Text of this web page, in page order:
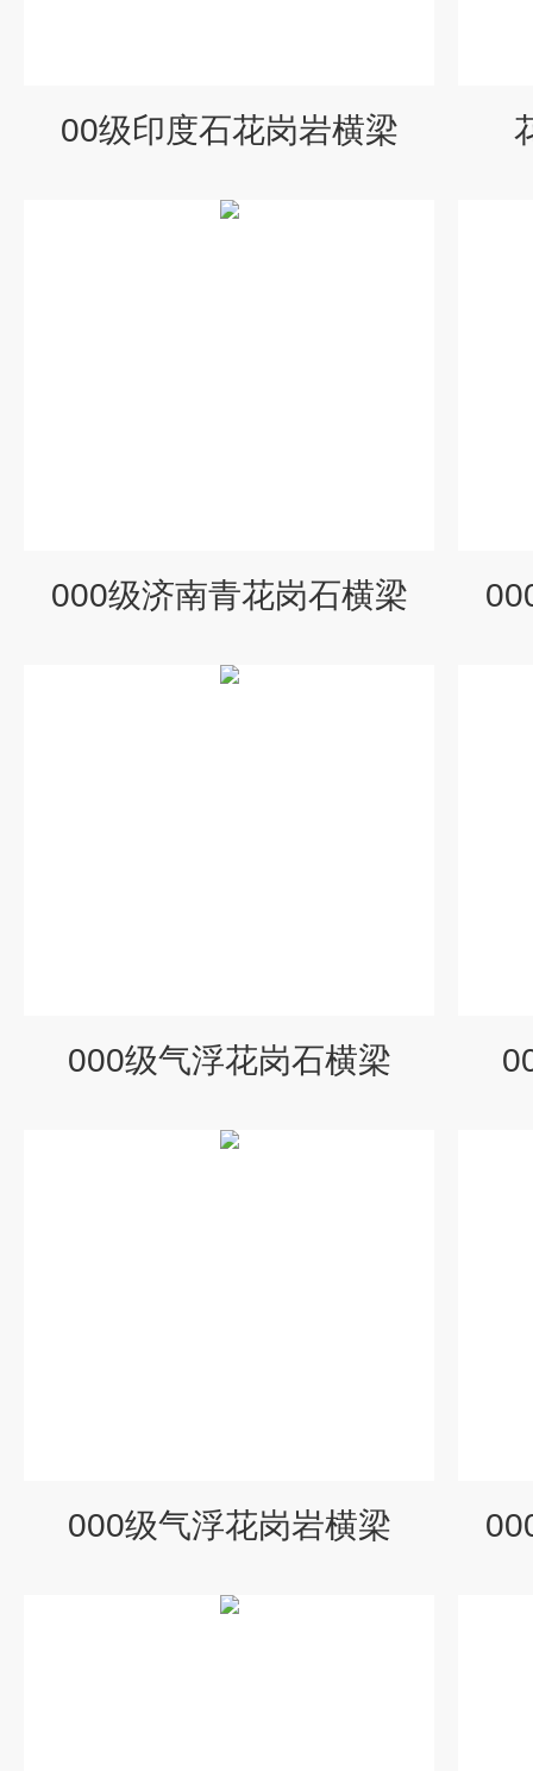
00级印度石花岗岩横梁
000级济南青花岗石横梁
000级气浮花岗石横梁
000级气浮花岗岩横梁